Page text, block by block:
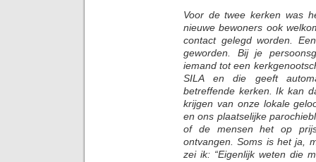
Voor de twee kerken was
nieuwe bewoners ook
contact gelegd worden.
geworden. Bij je
iemand tot een
SILA en die geeft
betreffende kerken. Ik kan
krijgen van onze lokale
en ons plaatselijke
of de mensen het op
ontvangen. Soms is het ja,
zei ik: “Eigenlijk weten die